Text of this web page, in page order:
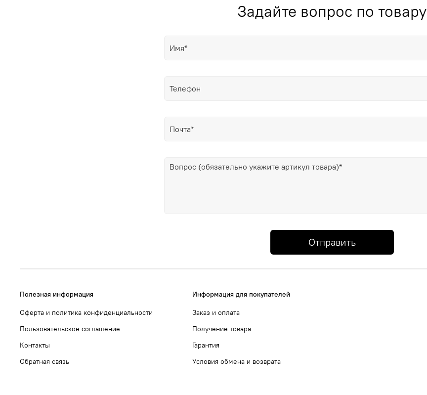
Задайте вопрос по товару
Отправить
Полезная информация
Оферта и политика конфиденциальности
Пользовательское соглашение
Контакты
Обратная связь
Информация для покупателей
Заказ и оплата
Получение товара
Гарантия
Условия обмена и возврата